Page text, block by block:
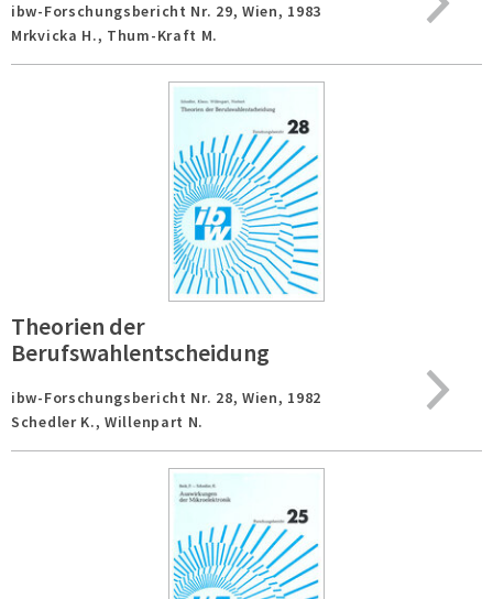
ibw-Forschungsbericht Nr. 29, Wien, 1983
Mrkvicka H., Thum-Kraft M.
Theorien der
Berufswahlentscheidung
ibw-Forschungsbericht Nr. 28, Wien, 1982
Schedler K., Willenpart N.